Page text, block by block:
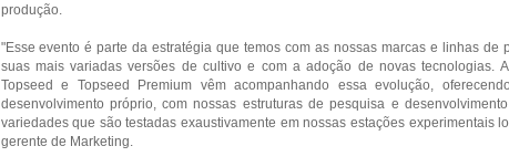
produção.
"Esse evento é parte da estratégia que temos com as nossas marcas e linhas de
suas mais variadas versões de cultivo e com a adoção de novas tecnologias.
Topseed e Topseed Premium vêm acompanhando essa evolução,
desenvolvimento próprio, com nossas estruturas de pesquisa e
variedades que são testadas exaustivamente em nossas estações experimentais
gerente de Marketing.